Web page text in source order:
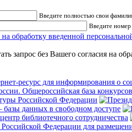
Введите полностью свои
Введите номер
на обработку введенной
запрос без Вашего согласия на